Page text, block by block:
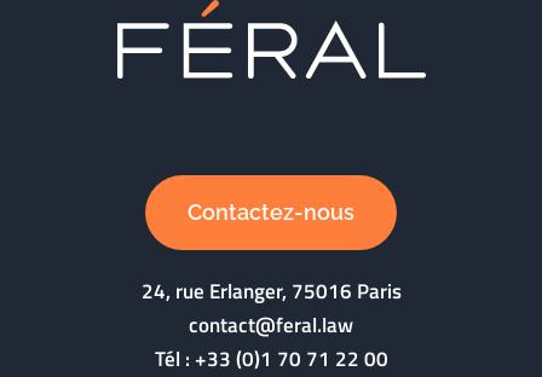
Contactez-nous
24, rue Erlanger, 75016 Paris
contact@feral.law
Tél :+33 (0)1 70 71 22 00